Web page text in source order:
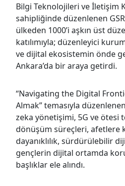
Bilgi Teknolojileri ve İletişim
sahipliğinde düzenlenen
ülkeden 1000’i aşkın üst
katılımıyla; düzenleyici
ve dijital ekosistemin önde
Ankara’da bir araya getirdi.
“Navigating the Digital
Almak” temasıyla
zeka yönetişimi, 5G ve ötesi
dönüşüm süreçleri, afetlere
dayanıklılık, sürdürülebilir
gençlerin dijital ortamda
başlıklar ele alındı.